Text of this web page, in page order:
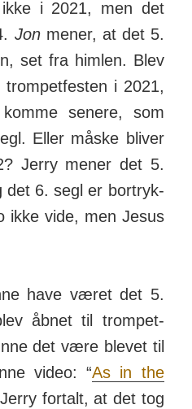
i 2021, men det
Jonmener, at det 5.
set fra himlen. Blev
i 2021,
senere, som
Eller måske bliver
Jerry mener det 5.
det 6. segl er bort­ryk­
ikke vide, men Jesus
have været det 5.
åbnet til trom­pet­
det være blevet til
video: “As in the
for­talt, at det tog